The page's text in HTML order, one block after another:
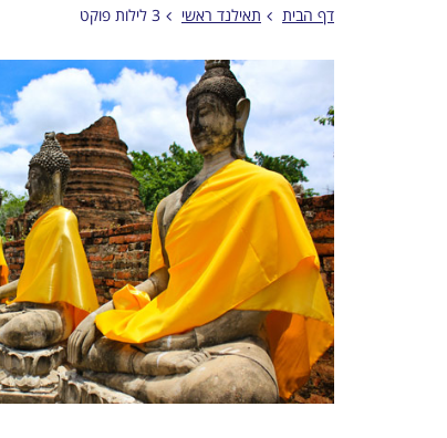
דף הבית תאילנד ראשי 3 לילות פוקט